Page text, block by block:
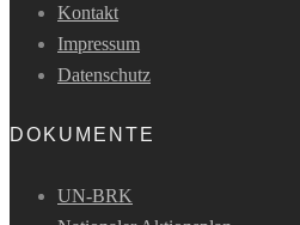
Kontakt
Impressum
Datenschutz
DOKUMENTE
UN-BRK